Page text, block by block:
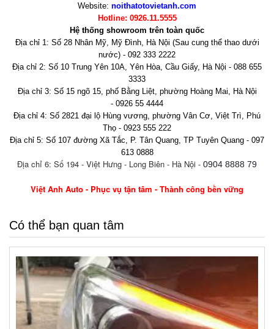
Website: noithatotovietanh.com
Hotline: 0926.11.5555
Hệ thống showroom trên toàn quốc
Địa chỉ 1: Số 28 Nhân Mỹ, Mỹ Đình, Hà Nội (Sau cung thể thao dưới
nước) - 092 333 2222
Địa chỉ 2: Số 10 Trung Yên 10A, Yên Hòa, Cầu Giấy, Hà Nội - 088 655
3333
Địa chỉ 3: Số 15 ngõ 15, phố Bằng Liệt, phường Hoàng Mai, Hà Nội
- 0926 55 4444
Địa chỉ 4: Số 2821 đại lộ Hùng vương, phường Vân Cơ, Việt Trì, Phú
Thọ - 0923 555 222
Địa chỉ 5: Số 107 đường Xã Tắc, P. Tân Quang, TP Tuyên Quang - 097
613 0888
Địa chỉ 6: Số 194 - Việt Hưng - Long Biên - Hà Nội - 0904 8888 79
Việt Anh Auto - Phục vụ tận tâm - Thành công bền vững
Có thể bạn quan tâm